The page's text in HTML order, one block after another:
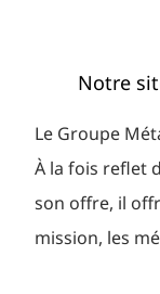
Notre
Le Groupe
À la fois reflet
son offre, il
mission, les